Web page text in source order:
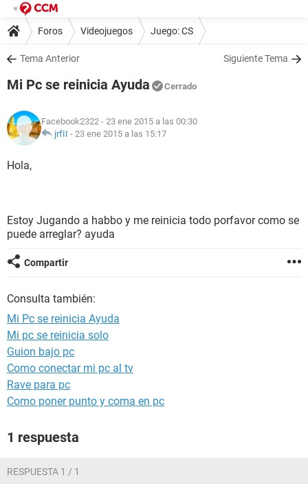
Foros Videojuegos Juego: CS
Tema Anterior Siguiente Tema
Mi Pc se reinicia Ayuda Cerrado
Facebook2322 - 23 ene 2015 a las 00:30
jrfII - 23 ene 2015 a las 15:17
Hola,
Estoy Jugando a habbo y me reinicia todo porfavor como se
puede arreglar? ayuda
Compartir
Consulta también:
Mi Pc se reinicia Ayuda
Mi pc se reinicia solo
Guion bajo pc
Como conectar mi pc al tv
Rave para pc
Como poner punto y coma en pc
1 respuesta
RESPUESTA 1 / 1